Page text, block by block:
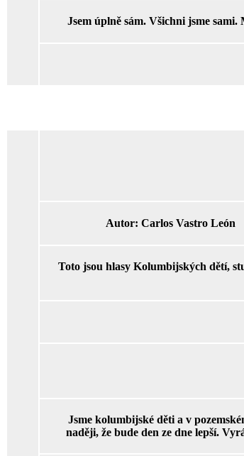
Jsem úplně sám. Všichni jsme
Autor: Carlos Vastro León
Toto jsou hlasy Kolumbijských dětí,
Jsme kolumbijské děti a v
naději, že bude den ze dne lepší.